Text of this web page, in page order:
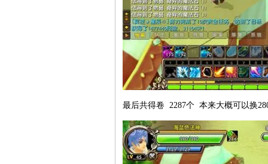
最后共得卷 2287个 本来大概可以换